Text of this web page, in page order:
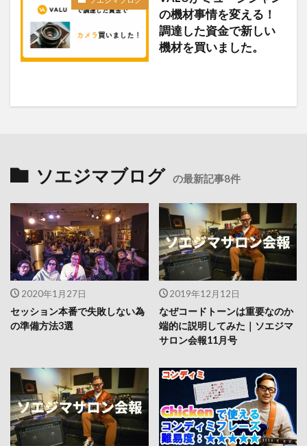
の機材事情を変える！
調達した資金で新しい
機材を買いました。
ソエジマブログ の最新記事8件
2020年1月27日
セッション本番で失敗しない為
の準備方法3選
2019年12月12日
なぜコードトーンは重要なのか
端的に説明してみた｜ソエジマ
サロン会報11月号